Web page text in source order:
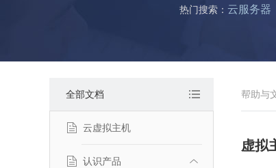
热门搜索： 云服务器
全部文档
云虚拟主机
认识产品
帮助与
虚拟